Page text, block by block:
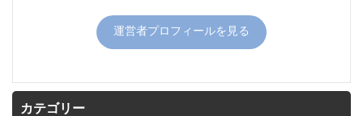
運営者プロフィールを見る
カテゴリー